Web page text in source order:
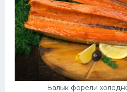
Балык форели